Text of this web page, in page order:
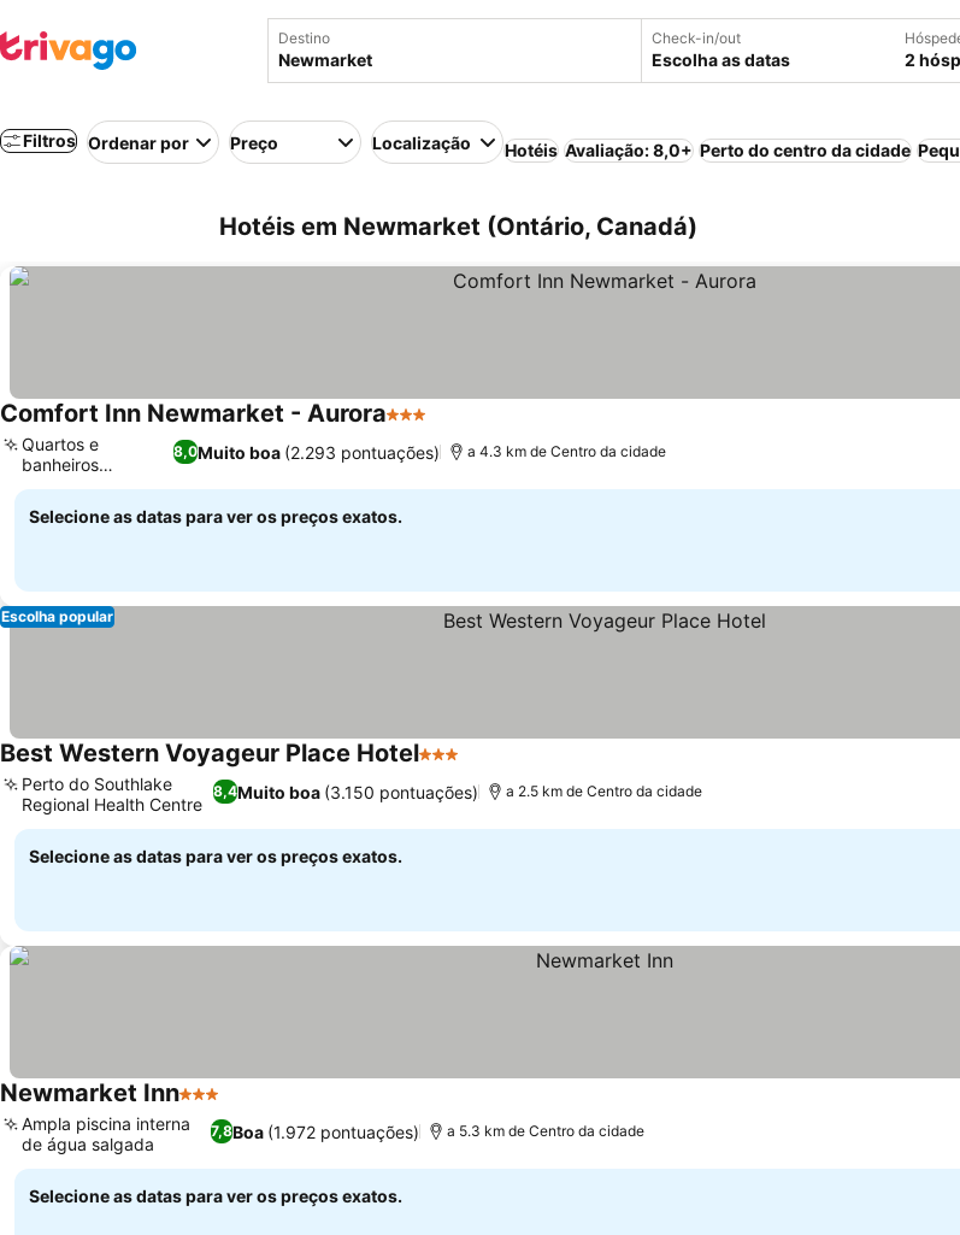
Destino Check-in/out
Escolha as datas 2
Filtros Ordenar por Preço Localização Hotéis Avaliação: 8,0+ Perto do centro da cidade
Hotéis em Newmarket (Ontário, Canadá)
Comfort Inn Newmarket - Aurora3 Estrelas
8,0Muito boa (2.293 pontuações)
Quartos e
banheiros
reformados
a 4.3 km de Centro da cidade
Selecione as datas para ver os preços exatos.
Escolha popular
Best Western Voyageur Place Hotel3 Estrelas
8,4Muito boa (3.150 pontuações)
Perto do Southlake
Regional Health Centre
a 2.5 km de Centro da cidade
Selecione as datas para ver os preços exatos.
Newmarket Inn3 Estrelas
7,8Boa (1.972 pontuações)
Ampla piscina interna
de água salgada
a 5.3 km de Centro da cidade
Selecione as datas para ver os preços exatos.